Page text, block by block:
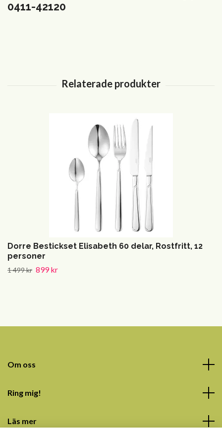
0411-42120
Dorre Bestickset Elisabeth 60 delar, Rostfritt, 12
personer
1 499 kr 899 kr
Om oss
Ring mig!
Läs mer